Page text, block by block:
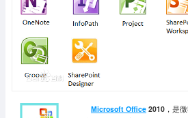
Microsoft Office 2010 ，是